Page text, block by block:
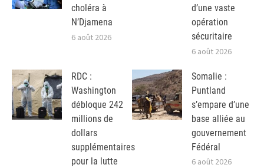
choléra à
N’Djamena
6 août 2026
d’une vaste
opération
sécuritaire
6 août 2026
RDC :
Washington
débloque 242
millions de
dollars
supplémentaires
pour la lutte
Somalie :
Puntland
s’empare d’une
base alliée au
gouvernement
Fédéral
6 août 2026